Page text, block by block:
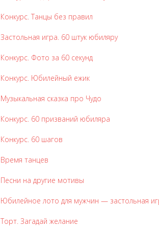
Конкурс. Танцы без правил
Застольная игра. 60 штук юбиляру
Конкурс. Фото за 60 секунд
Конкурс. Юбилейный ежик
Музыкальная сказка про Чудо
Конкурс. 60 призваний юбиляра
Конкурс. 60 шагов
Время танцев
Песни на другие мотивы
Юбилейное лото для мужчин — застольная
Торт. Загадай желание